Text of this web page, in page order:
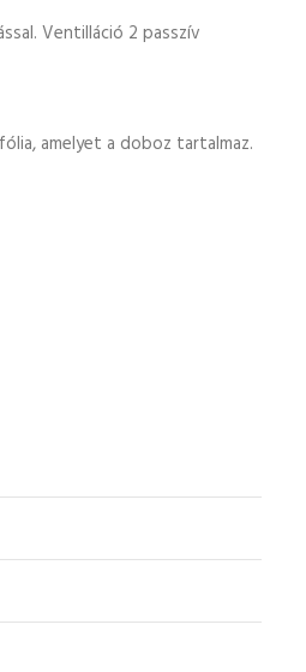
Ventilláció 2 passzív
amelyet a doboz tartalmaz.